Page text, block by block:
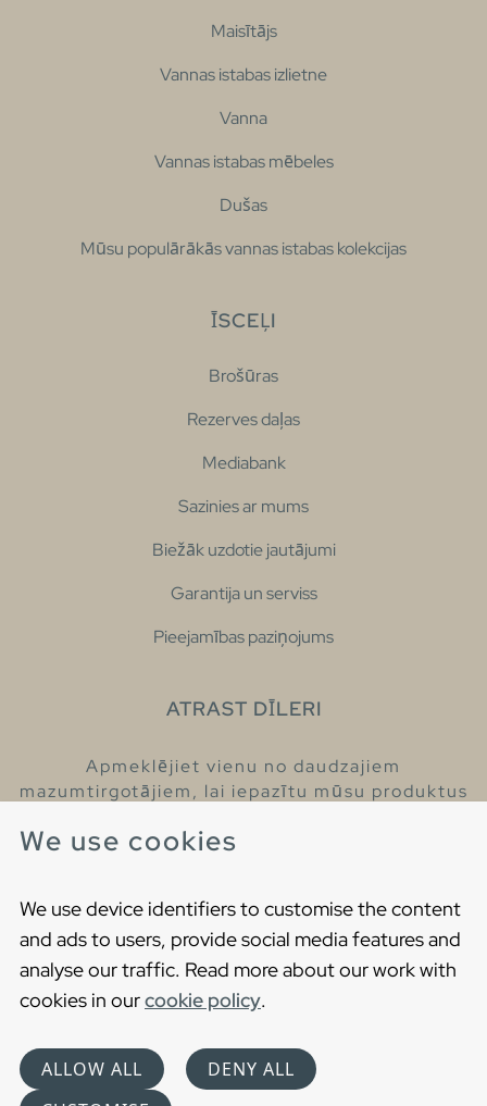
We use cookies
We use device identifiers to customise the content
and ads to users, provide social media features and
analyse our traffic. Read more about our work with
cookies in ourcookie policy.
ALLOW ALL
DENY ALL
Maisītājs
Vannas istabas izlietne
Vanna
Vannas istabas mēbeles
Dušas
Mūsu populārākās vannas istabas kolekcijas
ĪSCEĻI
Brošūras
Rezerves daļas
Mediabank
Sazinies ar mums
Biežāk uzdotie jautājumi
Garantija un serviss
Pieejamības paziņojums
ATRAST DĪLERI
Apmeklējiet vienu no daudzajiem
mazumtirgotājiem, lai iepazītu mūsu produktus
Cookies
Privātuma politika
Choose language